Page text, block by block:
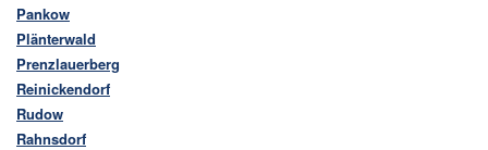
Pankow
Plänterwald
Prenzlauerberg
Reinickendorf
Rudow
Rahnsdorf